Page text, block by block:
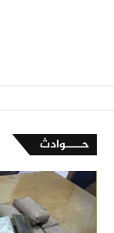
حــــوادث